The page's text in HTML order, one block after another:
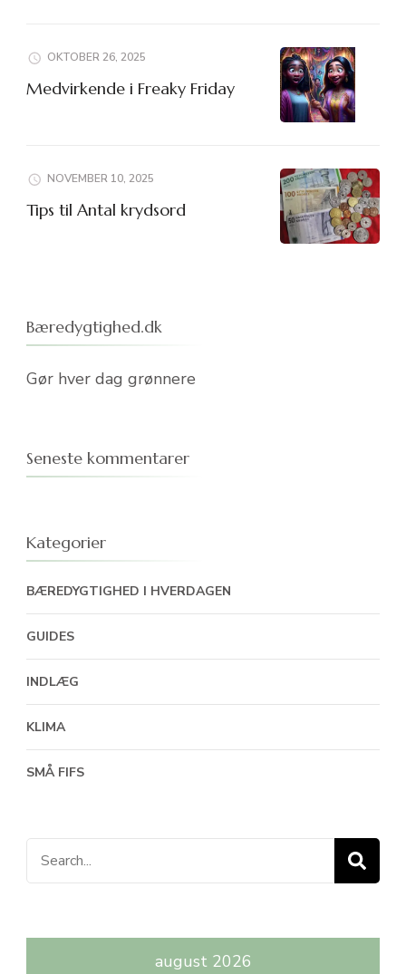
OKTOBER 26, 2025
Medvirkende i Freaky Friday
NOVEMBER 10, 2025
Tips til Antal krydsord
Bæredygtighed.dk
Gør hver dag grønnere
Seneste kommentarer
Kategorier
BÆREDYGTIGHED I HVERDAGEN
GUIDES
INDLÆG
KLIMA
SMÅ FIFS
Search
for:
august 2026